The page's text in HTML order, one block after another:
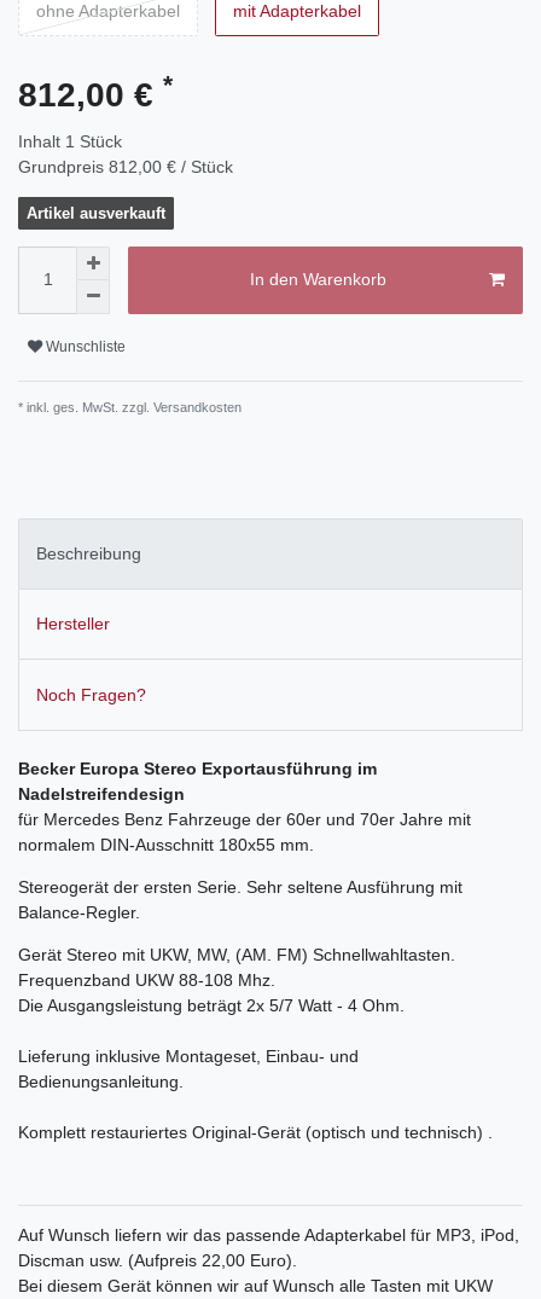
ohne Adapterkabel mit Adapterkabel
812,00 € *
Inhalt 1 Stück
Grundpreis 812,00 € / Stück
Artikel ausverkauft
In den Warenkorb
Wunschliste
* inkl. ges. MwSt. zzgl. Versandkosten
Beschreibung
Hersteller
Noch Fragen?
Becker Europa Stereo Exportausführung im
Nadelstreifendesign
für Mercedes Benz Fahrzeuge der 60er und 70er Jahre mit
normalem DIN-Ausschnitt 180x55 mm.
Stereogerät der ersten Serie. Sehr seltene Ausführung mit
Balance-Regler.
Gerät Stereo mit UKW, MW, (AM. FM) Schnellwahltasten.
Frequenzband UKW 88-108 Mhz.
Die Ausgangsleistung beträgt 2x 5/7 Watt - 4 Ohm.
Lieferung inklusive Montageset, Einbau- und
Bedienungsanleitung.
Komplett restauriertes Original-Gerät (optisch und technisch) .
Auf Wunsch liefern wir das passende Adapterkabel für MP3, iPod,
Discman usw. (Aufpreis 22,00 Euro).
Bei diesem Gerät können wir auf Wunsch alle Tasten mit UKW